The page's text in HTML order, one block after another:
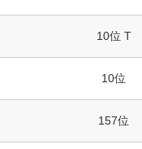
10位 T
10位
157位